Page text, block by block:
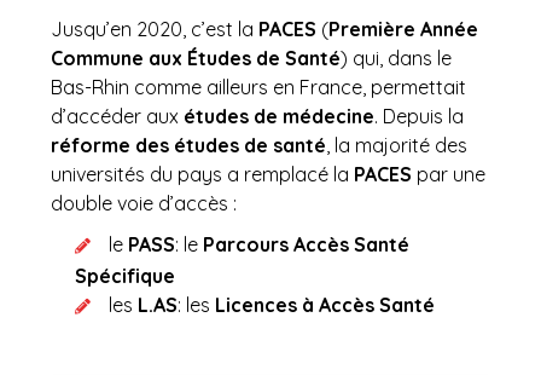
Jusqu’en 2020, c’est la PACES (Première Année
Commune aux Études de Santé) qui, dans le
Bas-Rhin comme ailleurs en France, permettait
d’accéder aux études de médecine. Depuis la
réforme des études de santé, la majorité des
universités du pays a remplacé la PACES par une
double voie d’accès :
le PASS: le Parcours Accès Santé
Spécifique
les L.AS: les Licences à Accès Santé